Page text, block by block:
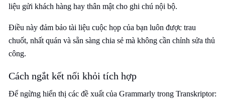
liệu gửi khách hàng hay thân mật cho ghi chú nội bộ.
Điều này đảm bảo tài liệu cuộc họp của bạn luôn được trau
chuốt, nhất quán và sẵn sàng chia sẻ mà không cần chỉnh sửa thủ
công.
Cách ngắt kết nối khỏi tích hợp
Để ngừng hiển thị các đề xuất của Grammarly trong Transkriptor: